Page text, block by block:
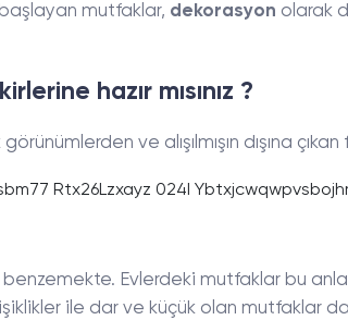
mutfaklar, dekorasyon olarak
hazır mısınız ?
ve alışılmışın dışına
Evlerdeki mutfaklar bu
ile dar ve küçük olan mutfaklar